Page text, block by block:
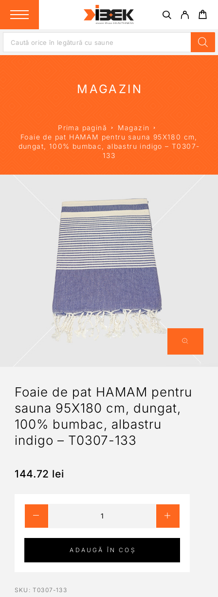
MAGAZIN
Prima pagină
Magazin
Foaie de pat HAMAM pentru sauna 95X180 cm,
dungat, 100% bumbac, albastru indigo – T0307-
133
Foaie de pat HAMAM pentru
sauna 95X180 cm, dungat,
100% bumbac, albastru
indigo – T0307-133
144.72 lei
ADAUGĂ ÎN COȘ
SKU: T0307-133